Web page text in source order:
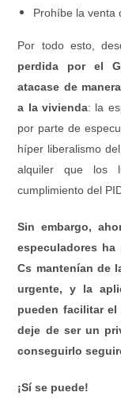
Prohíbe la venta
Por todo esto,
perdida por el
atacase de
a la vivienda: la
por parte de
híper liberalismo
alquiler que los
cumplimiento del
Sin embargo,
especuladores
Cs mantenían de
urgente, y la
pueden facilitar
deje de ser un
conseguirlo
¡Sí se puede!